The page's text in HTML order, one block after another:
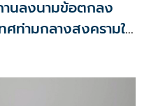
านลงนามข้อตกลง
ศท่ามกลางสงครามใน